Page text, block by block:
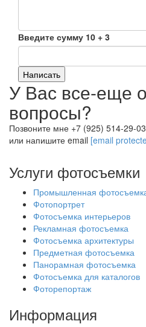
Введите сумму 10 + 3
Написать
У Вас все-еще
вопросы?
Позвоните мне +7 (925) 514-29-
или напишите email [email
Услуги фотосъемки
Промышленная
Фотопортрет
Фотосъемка интерьеров
Рекламная фотосъемка
Фотосъемка архитектуры
Предметная фотосъемка
Панорамная фотосъемка
Фотосъемка для каталогов
Фоторепортаж
Информация